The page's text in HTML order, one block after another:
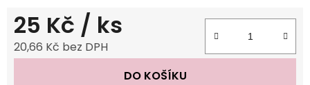
25 Kč / ks
20,66 Kč bez DPH
DO KOŠÍKU